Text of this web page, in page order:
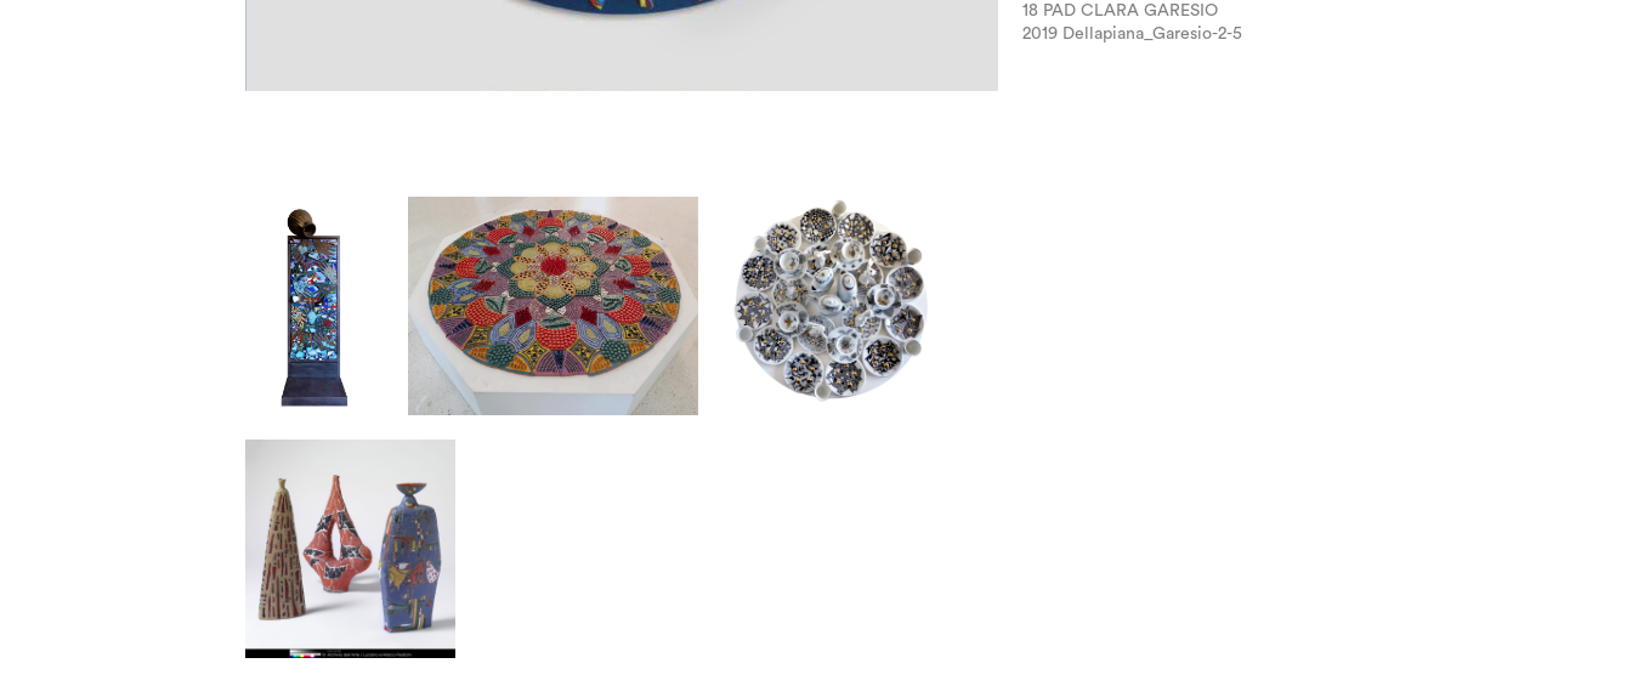
18 PAD CLARA GARESIO
2019 Dellapiana_Garesio-2-5